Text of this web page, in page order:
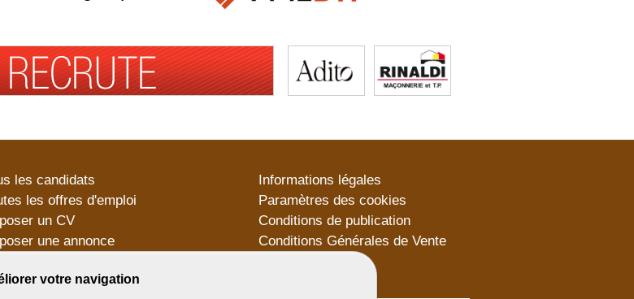
votre navigation
les candidats
les offres d'emploi
un CV
une annonce
Informations légales
Paramètres des cookies
Conditions de publication
Conditions Générales de Vente